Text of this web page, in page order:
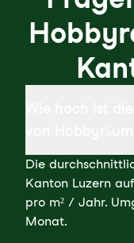
Die
Kanton Luzern
pro m² / Jahr.
Monat.